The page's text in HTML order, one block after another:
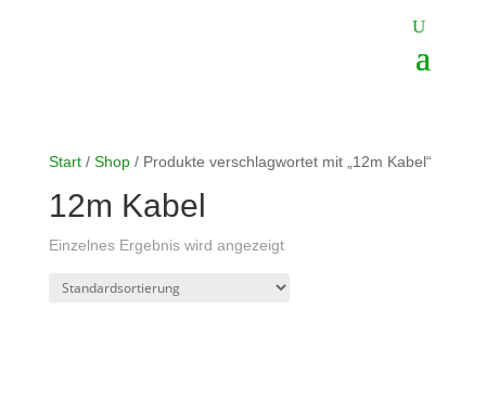
Start/ Shop/ Produkte verschlagwortet mit „12m Kabel“
12m Kabel
Einzelnes Ergebnis wird angezeigt